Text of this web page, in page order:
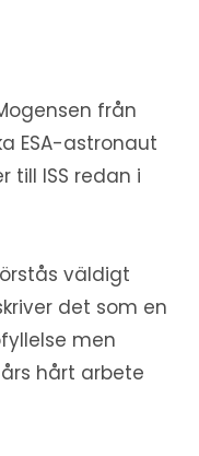
från
ESA-astronaut
till ISS redan i
väldigt
det som en
men
hårt arbete